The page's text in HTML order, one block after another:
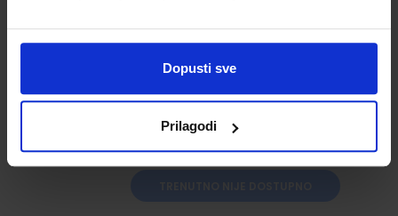
Dopusti sve
Prilagodi
Šifra proizvoda:569024 Šifra omota:500285
Sagrario Salaberri Viv Lambert
broj ministarstva:7406
10,98 €